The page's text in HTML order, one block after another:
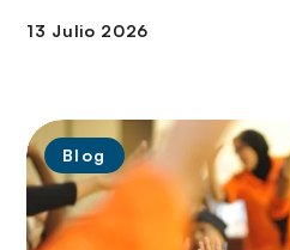
Blog